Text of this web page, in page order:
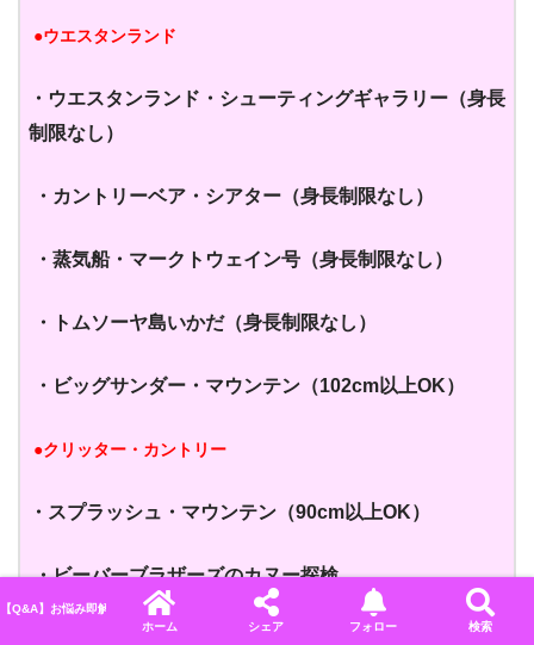
●ウエスタンランド
・ウエスタンランド・ シューティングギャラリー （身長
制限なし）
・カントリーベア・シアター （身長制限なし）
・蒸気船・マークトウェイン号 （身長制限なし）
・トムソーヤ島いかだ（身長制限なし）
・ビッグサンダー・マウンテン （102cm以上OK）
●クリッター・カントリー
・スプラッシュ・マウンテン （90cm以上OK）
・ビーバーブラザーズのカヌー探検
【Q&A】お悩み即解決！ディズニーに関するよくある質問＆回答まとめ
ホーム
シェア フォロー 検索